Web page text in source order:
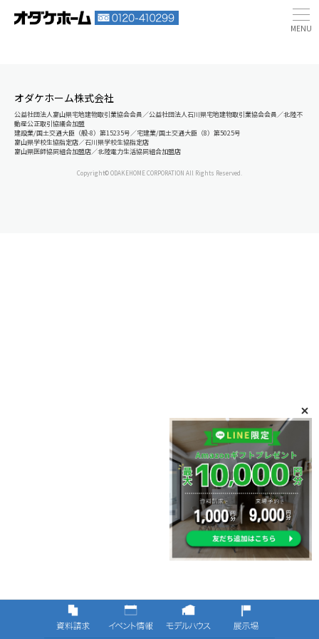
オダケホーム株式会社
公益社団法人富山県宅地建物取引業協会会員／公益社団法人石川県宅地建物取引業協会会員／北陸不
動産公正取引協議会加盟
建設業/国土交通大臣（般-8）第15235号／宅建業/国土交通大臣（8）第5025号
富山県学校生協指定店／石川県学校生協指定店
富山県医師協同組合加盟店／北陸電力生活協同組合加盟店
Copyright© ODAKEHOME CORPORATION All Rights Reserved.